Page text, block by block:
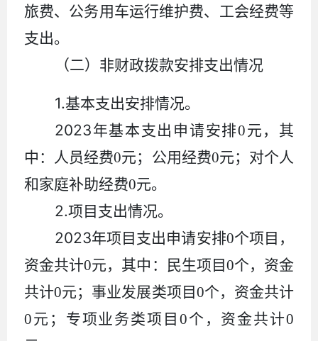
旅费、公务用车运行维护费、工会经费等
支出。
（二）非财政拨款安排支出情况
1.基本支出安排情况。
2023年基本支出申请安排0元，其
中：人员经费0元；公用经费0元；对个人
和家庭补助经费0元。
2.项目支出情况。
2023年项目支出申请安排0个项目，
资金共计0元，其中：民生项目 0个，资金
共计0元；事业发展类项目 0个，资金共计
0元；专项业务类项目 0个，资金共计0